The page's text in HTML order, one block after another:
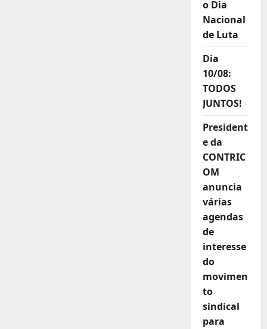
o Dia
Nacional
de Luta
Dia
10/08:
TODOS
JUNTOS!
President
e da
CONTRIC
OM
anuncia
várias
agendas
de
interesse
do
movimen
to
sindical
para